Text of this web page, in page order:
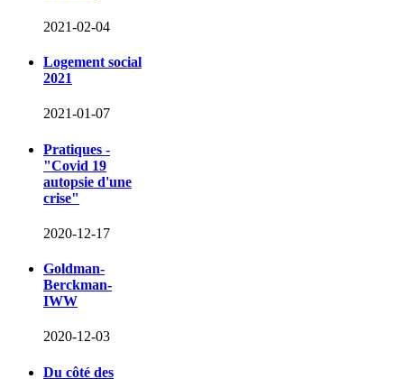
2021-02-04
Logement social
2021
2021-01-07
Pratiques -
"Covid 19
autopsie d'une
crise"
2020-12-17
Goldman-
Berckman-
IWW
2020-12-03
Du côté des